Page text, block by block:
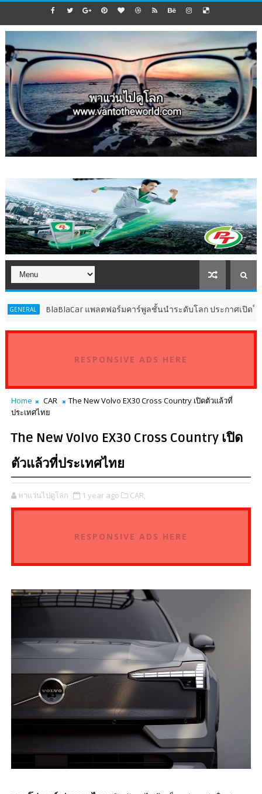
แพลตฟอร์มคาร์พูลชั้นนำระดับโลก ประกาศเปิดให้บริการในประ
RESPONSIVE ADS HERE
Home CAR
The New Volvo EX30 Cross Country เปิดตัวแล้วที่
ประเทศไทย
The New Volvo EX30 Cross Country เปิด
ตัวแล้วที่ประเทศไทย
พาแว่นไปดูโลก 1 year ago CAR,
RESPONSIVE ADS HERE